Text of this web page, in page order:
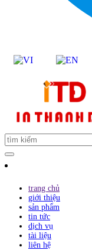
trang chủ
giới thiệu
sản phẩm
tin tức
dịch vụ
tài liệu
liên hệ